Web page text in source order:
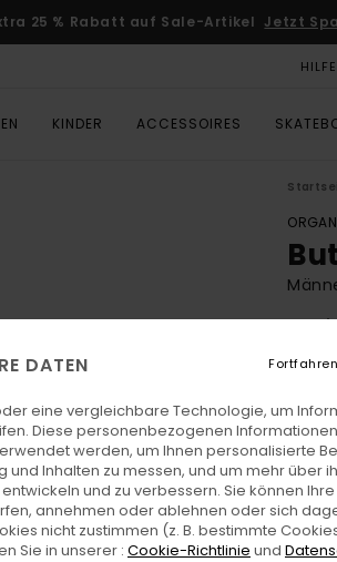
25 % Rabatt auf Sale-Artikel Jetzt
KINDER ACCESSOIRES
5.0
ECO-
€
SALE
DATEN
eine vergleichbare Technologie, um
Diese personenbezogenen
werden, um Ihnen personalisierte
Inhalten zu messen, und um mehr über
und zu verbessern. Sie können
annehmen oder ablehnen oder sich
nicht zustimmen (z. B. bestimmte
Sie in unserer : Cookie-Richtlinie und